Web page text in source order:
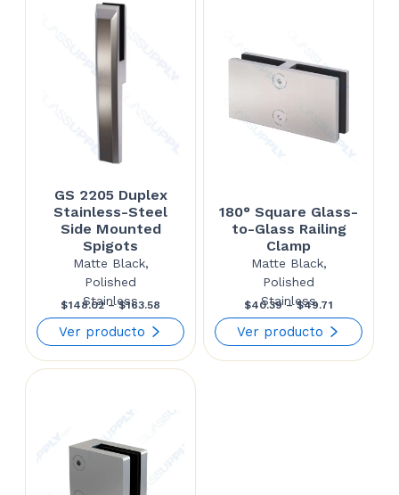
GS 2205 Duplex
Stainless-Steel
Side Mounted
Spigots
Matte Black,
Polished
Stainless
$148.02 – $163.58
range:
$148.02
through
Ver producto
180° Square Glass-
to-Glass Railing
Clamp
Matte Black,
Polished
Stainless
$40.39 – $49.71
range:
$40.39
Ver producto